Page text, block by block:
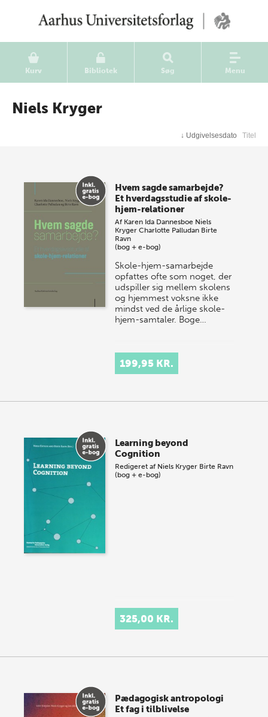
Kurv Bibliotek Søg Menu
Niels Kryger
↓ Udgivelsesdato Titel
Hvem sagde samarbejde?
Et hverdagsstudie af skole-
hjem-relationer
Af Karen Ida Dannesboe Niels
Kryger Charlotte Palludan Birte
Ravn
(bog + e-bog)
Skole-hjem-samarbejde
opfattes ofte som noget, der
udspiller sig mellem skolens
og hjemmest voksne ikke
mindst ved de årlige skole-
hjem-samtaler. Boge…
199,95 KR.
Learning beyond
Cognition
Redigeret af Niels Kryger Birte Ravn
(bog + e-bog)
325,00 KR.
Pædagogisk antropologi
Et fag i tilblivelse